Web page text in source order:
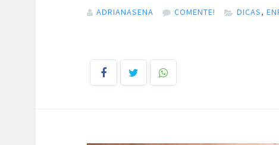
ADRIANASENA COMENTE! DICAS,